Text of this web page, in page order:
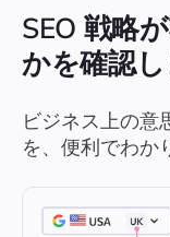
SEO 戦略
かを確認
ビジネス上の意
を、便利でわか